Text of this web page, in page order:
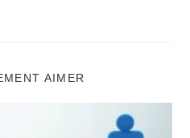
AIMER